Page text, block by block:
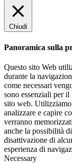
Chiudi
Panoramica sulla
Questo sito Web
durante la
come necessari
sono essenziali per
sito web. Utilizziamo
analizzare e capire
verranno
anche la possibilità
disattivazione di
esperienza di
Necessary